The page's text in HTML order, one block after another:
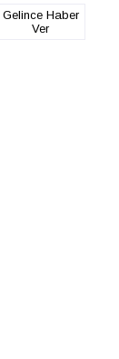
Gelince Haber
Ver